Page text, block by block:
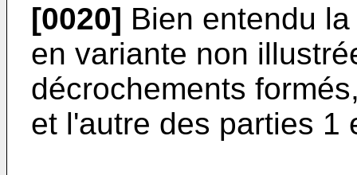
[0020] Bien entendu
en variante non
décrochements
et l'autre des parties 1